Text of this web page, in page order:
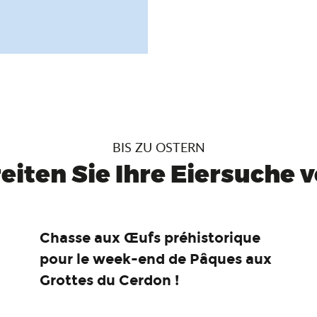
BIS ZU OSTERN
Sie Ihre Eiersuche
Chasse aux Œufs préhistorique
pour le week-end de Pâques aux
Grottes du Cerdon !